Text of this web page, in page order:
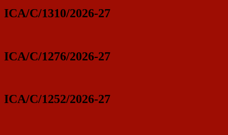
ICA/C/1310/2026-27
ICA/C/1276/2026-27
ICA/C/1252/2026-27